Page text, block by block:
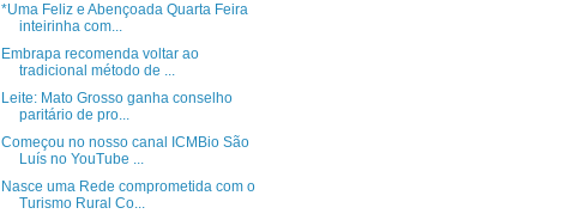
*Uma Feliz e Abençoada Quarta Feira
inteirinha com...
Embrapa recomenda voltar ao
tradicional método de ...
Leite: Mato Grosso ganha conselho
paritário de pro...
Começou no nosso canal ICMBio São
Luís no YouTube ...
Nasce uma Rede comprometida com o
Turismo Rural Co...